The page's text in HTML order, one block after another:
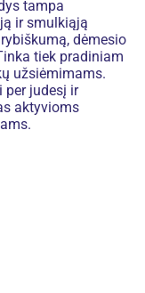
tampa
ir smulkiąją
dėmesio
tiek pradiniam
užsiėmimams.
per judesį ir
aktyvioms